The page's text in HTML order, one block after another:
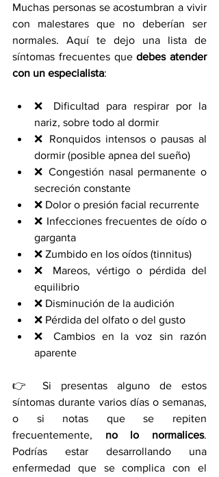
Muchas personas se acostumbran a vivir
con malestares que no deberían ser
normales. Aquí te dejo una lista de
síntomas frecuentes que debes atender
con un especialista:
❌ Dificultad para respirar por la
nariz, sobre todo al dormir
❌ Ronquidos intensos o pausas al
dormir (posible apnea del sueño)
❌ Congestión nasal permanente o
secreción constante
❌ Dolor o presión facial recurrente
❌ Infecciones frecuentes de oído o
garganta
❌ Zumbido en los oídos (tinnitus)
❌ Mareos, vértigo o pérdida del
equilibrio
❌ Disminución de la audición
❌ Pérdida del olfato o del gusto
❌ Cambios en la voz sin razón
aparente
👉 Si presentas alguno de estos
síntomas durante varios días o semanas,
o si notas que se repiten
frecuentemente, no lo normalices.
Podrías estar desarrollando una
enfermedad que se complica con el